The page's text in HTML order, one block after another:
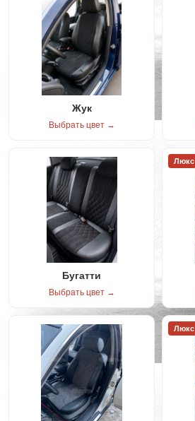
Жук
Выбрать цвет →
Бугатти
Выбрать цвет →
Люкс
Люкс